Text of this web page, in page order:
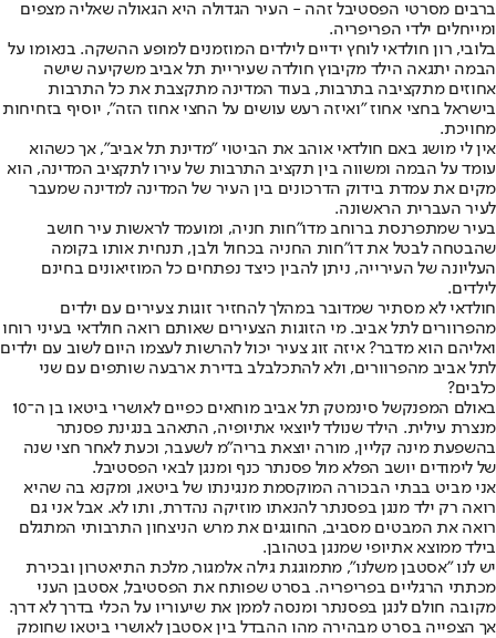
ברבים מסרטי הפסטיבל זהה - העיר הגדולה היא הגאולה שאליה מצפים
ומייחלים ילדי הפריפריה.
בלובי, רון חולדאי לוחץ ידיים לילדים המוזמנים למופע ההשקה. בנאומו על
הבמה יתגאה הילד מקיבוץ חולדה שעיריית תל אביב משקיעה שישה
אחוזים מתקציבה בתרבות, בעוד המדינה מתקצבת את כל התרבות
בישראל בחצי אחוז "ואיזה רעש עושים על החצי אחוז הזה", יוסיף בזחיחות
מחויכת.
אין לי מושג באם חולדאי אוהב את הביטוי "מדינת תל אביב", אך כשהוא
עומד על הבמה ומשווה בין תקציב התרבות של עירו לתקציב המדינה, הוא
מקים את עמדת בידוק הדרכונים בין העיר של המדינה למדינה שמעבר
לעיר העברית הראשונה.
בעיר שמתפרנסת ברוחב מדו"חות חניה, ומועמד לראשות עיר חושב
שהבטחה לבטל את דו"חות החניה בכחול ולבן, תנחית אותו בקומה
העליונה של העירייה, ניתן להבין כיצד נפתחים כל המוזיאונים בחינם
לילדים.
חולדאי לא מסתיר שמדובר במהלך להחזיר זוגות צעירים עם ילדים
מהפרוורים לתל אביב. מי הזוגות הצעירים שאותם רואה חולדאי בעיני רוחו
ואליהם הוא מדבר? איזה זוג צעיר יכול להרשות לעצמו היום לשוב עם ילדים
לתל אביב מהפרוורים, ולא להתכלבלב בדירת ארבעה שותפים עם שני
כלבים?
באולם המפנק
של סינמטק תל אביב מוחאים כפיים לאושרי ביטאו בן ה־10
מנצרת עילית. הילד שנולד ליוצאי אתיופיה, התאהב בנגינת פסנתר
בהשפעת מינה קליין, מורה יוצאת בריה"מ לשעבר, וכעת לאחר חצי שנה
של לימודים יושב הפלא מול פסנתר כנף ומנגן לבאי הפסטיבל.
אני מביט בבתי הבכורה המוקסמת מנגינתו של ביטאו, ומקנא בה שהיא
רואה רק ילד מנגן בפסנתר להנאתו מוזיקה נהדרת, ותו לא. אבל אני גם
רואה את המבטים מסביב, החוגגים את מרש הניצחון התרבותי המתגלם
בילד ממוצא אתיופי שמנגן בטהובן.
יש לנו "אסטבן משלנו", מתמוגגת גילה אלמגור, מלכת התיאטרון ובכירת
מכתתי הרגליים בפריפריה. בסרט שפותח את הפסטיבל, אסטבן העני
מקובה חולם לנגן בפסנתר ומנסה לממן את שיעוריו על הכלי בדרך לא דרך.
אך הצפייה בסרט מבהירה מהו ההבדל בין אסטבן לאושרי ביטאו שחומק